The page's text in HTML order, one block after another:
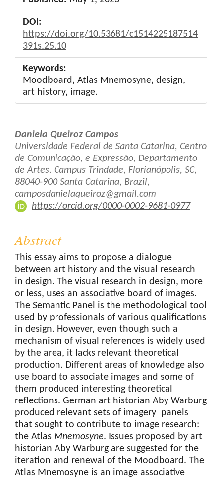
DOI:
https://doi.org/10.53681/c1514225187514
391s.25.10
Keywords:
Moodboard, Atlas Mnemosyne, design,
art history, image.
Main
Article
Content
Daniela Queiroz Campos
Universidade Federal de Santa Catarina, Centro
de Comunicação, e Expressão, Departamento
de Artes. Campus Trindade, Florianópolis, SC,
88040-900 Santa Catarina, Brazil,
camposdanielaqueiroz@gmail.com
https://orcid.org/0000-0002-9681-0977
Abstract
This essay aims to propose a dialogue
between art history and the visual research
in design. The visual research in design, more
or less, uses an associative board of images.
The Semantic Panel is the methodological tool
used by professionals of various qualifications
in design. However, even though such a
mechanism of visual references is widely used
by the area, it lacks relevant theoretical
production. Different areas of knowledge also
use board to associate images and some of
them produced interesting theoretical
reflections. German art historian Aby Warburg
produced relevant sets of imagery panels
that sought to contribute to image research:
the Atlas Mnemosyne. Issues proposed by art
historian Aby Warburg are suggested for the
iteration and renewal of the Moodboard. The
Atlas Mnemosyne is an image associative